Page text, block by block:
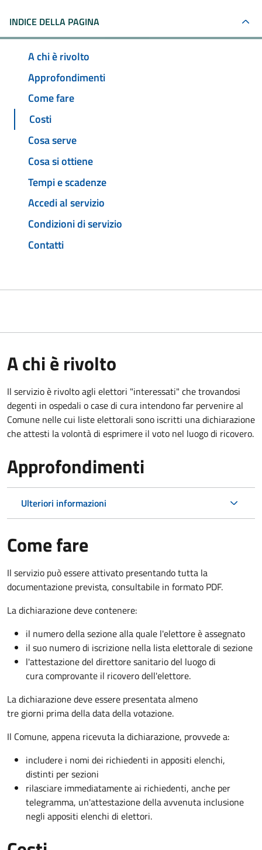
INDICE DELLA PAGINA
A chi è rivolto
Approfondimenti
Come fare
Costi
Cosa serve
Cosa si ottiene
Tempi e scadenze
Accedi al servizio
Condizioni di servizio
Contatti
A chi è rivolto
Il servizio è rivolto agli elettori "interessati" che trovandosi
degenti in ospedali o case di cura intendono far pervenire al
Comune nelle cui liste elettorali sono iscritti una dichiarazione
che attesti la volontà di esprimere il voto nel luogo di ricovero.
Approfondimenti
Ulteriori informazioni
Come fare
Il servizio può essere attivato presentando tutta la
documentazione prevista, consultabile in formato PDF.
La dichiarazione deve contenere:
il numero della sezione alla quale l'elettore è assegnato
il suo numero di iscrizione nella lista elettorale di sezione
l'attestazione del direttore sanitario del luogo di
cura comprovante il ricovero dell'elettore.
La dichiarazione deve essere presentata almeno
tre giorni prima della data della votazione.
Il Comune, appena ricevuta la dichiarazione, provvede a:
includere i nomi dei richiedenti in appositi elenchi,
distinti per sezioni
rilasciare immediatamente ai richiedenti, anche per
telegramma, un'attestazione della avvenuta inclusione
negli appositi elenchi di elettori.